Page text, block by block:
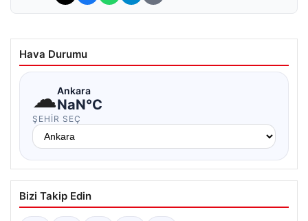
Hava Durumu
☁Ankara
NaN°C
ŞEHIR SEÇ
Bizi Takip Edin